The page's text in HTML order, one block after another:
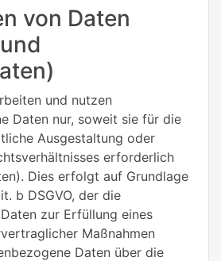
von Daten
und nutzen
Daten nur, soweit sie für die
Ausgestaltung oder
erforderlich
Dies erfolgt auf Grundlage
b DSGVO, der die
zur Erfüllung eines
Maßnahmen
Daten über die